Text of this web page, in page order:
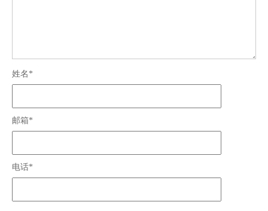
姓名*
邮箱*
电话*